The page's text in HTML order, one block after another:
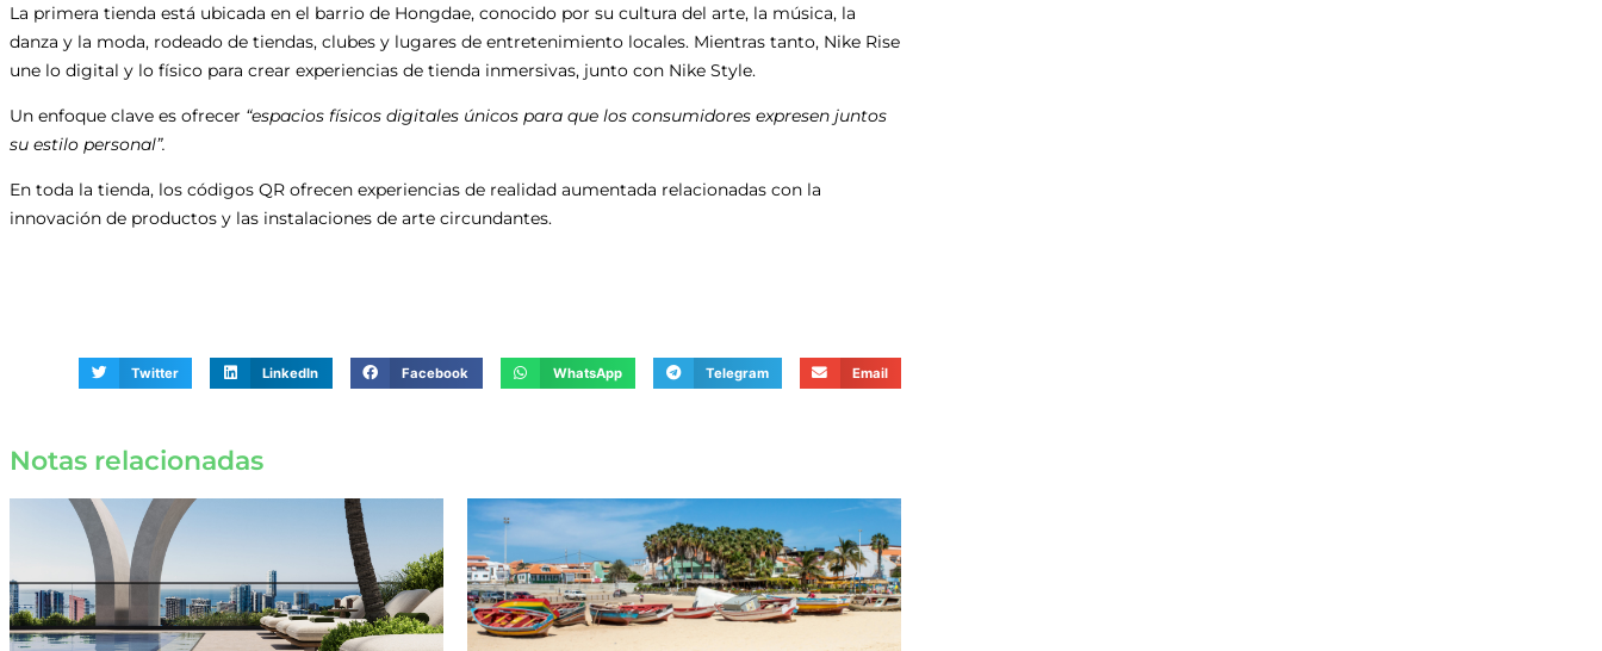
La primera tienda está ubicada en el barrio de Hongdae, conocido por su cultura del arte, la música, la
danza y la moda, rodeado de tiendas, clubes y lugares de entretenimiento locales. Mientras tanto, Nike Rise
une lo digital y lo físico para crear experiencias de tienda inmersivas, junto con Nike Style.
Un enfoque clave es ofrecer “espacios físicos digitales únicos para que los consumidores expresen juntos
su estilo personal”.
En toda la tienda, los códigos QR ofrecen experiencias de realidad aumentada relacionadas con la
innovación de productos y las instalaciones de arte circundantes.
Twitter LinkedIn Facebook WhatsApp Telegram Email
Notas relacionadas